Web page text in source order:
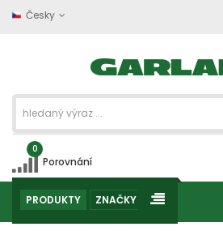
Česky
0
Porovnání
PRODUKTY ZNAČKY